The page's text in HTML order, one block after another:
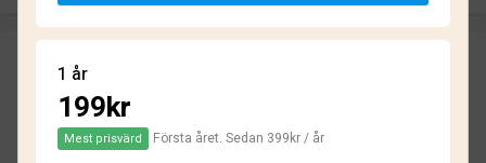
Omdömen
Baserat på32omdömen och236svar
1 år
199kr
Mest prisvärd Första året. Sedan 399kr / år